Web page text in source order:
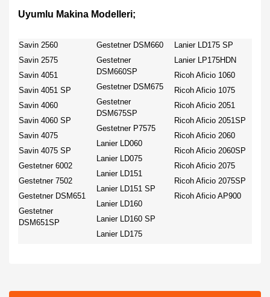
Uyumlu Makina Modelleri;
Savin 2560
Savin 2575
Savin 4051
Savin 4051 SP
Savin 4060
Savin 4060 SP
Savin 4075
Savin 4075 SP
Gestetner 6002
Gestetner 7502
Gestetner DSM651
Gestetner
DSM651SP
Gestetner DSM660
Gestetner
DSM660SP
Gestetner DSM675
Gestetner
DSM675SP
Gestetner P7575
Lanier LD060
Lanier LD075
Lanier LD151
Lanier LD151 SP
Lanier LD160
Lanier LD160 SP
Lanier LD175
Lanier LD175 SP
Lanier LP175HDN
Ricoh Aficio 1060
Ricoh Aficio 1075
Ricoh Aficio 2051
Ricoh Aficio 2051SP
Ricoh Aficio 2060
Ricoh Aficio 2060SP
Ricoh Aficio 2075
Ricoh Aficio 2075SP
Ricoh Aficio AP900
kullanarak tarafımıza iletebilirsiniz.